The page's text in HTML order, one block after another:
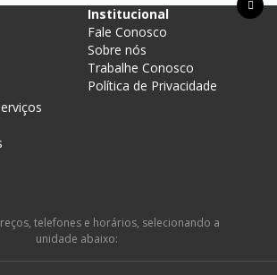
Institucional
Fale Conosco
Sobre nós
Trabalhe Conosco
Política de Privacidade
telefones e horários, selecionando a
unidade abaixo: